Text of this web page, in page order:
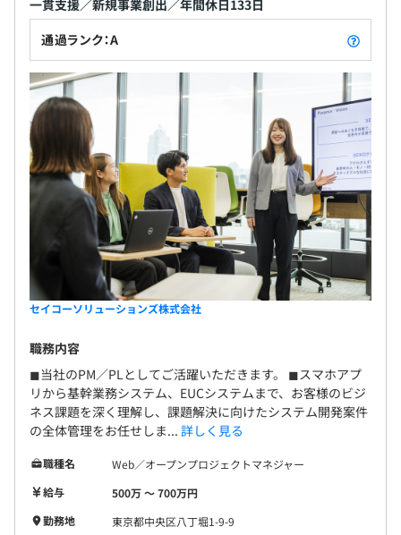
一貫支援／新規事業創出／年間休日133日
通過ランク：A
セイコーソリューションズ株式会社
職務内容
◼︎当社のPM／PLとしてご活躍いただきます。 ◼︎スマホアプ
リから基幹業務システム、EUCシステムまで、お客様のビジ
ネス課題を深く理解し、課題解決に向けたシステム開発案件
の全体管理をお任せしま... 詳しく見る
職種名
Web／オープンプロジェクトマネジャー
給与
500万 〜 700万円
勤務地
東京都中央区八丁堀1-9-9